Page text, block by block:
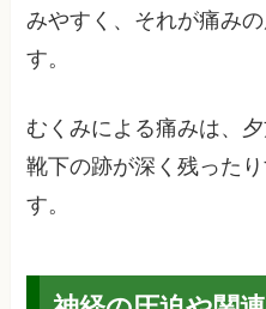
みやすく、それが痛み
す。
むくみによる痛みは、
靴下の跡が深く残った
す。